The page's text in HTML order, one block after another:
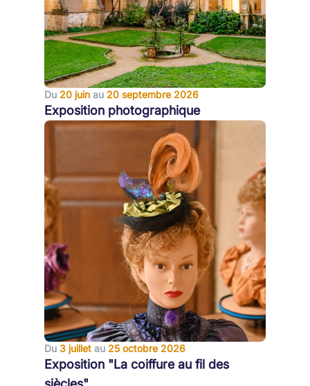
Du 20 juin au 20 septembre 2026
Exposition photographique
Du 3 juillet au 25 octobre 2026
Exposition "La coiffure au fil des